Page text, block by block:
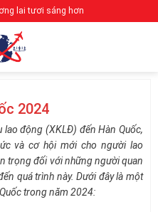
lai tươi sáng hơn
2024
lao động (XKLĐ) đến Hàn Quốc,
và cơ hội mới cho người lao
trọng đối với những người quan
quá trình này. Dưới đây là một
trong năm 2024: